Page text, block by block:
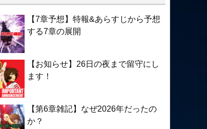
【7章予想】特報&あらすじから予想
する7章の展開
【お知らせ】26日の夜まで留守にし
ます！
【第6章雑記】なぜ2026年だったの
か？